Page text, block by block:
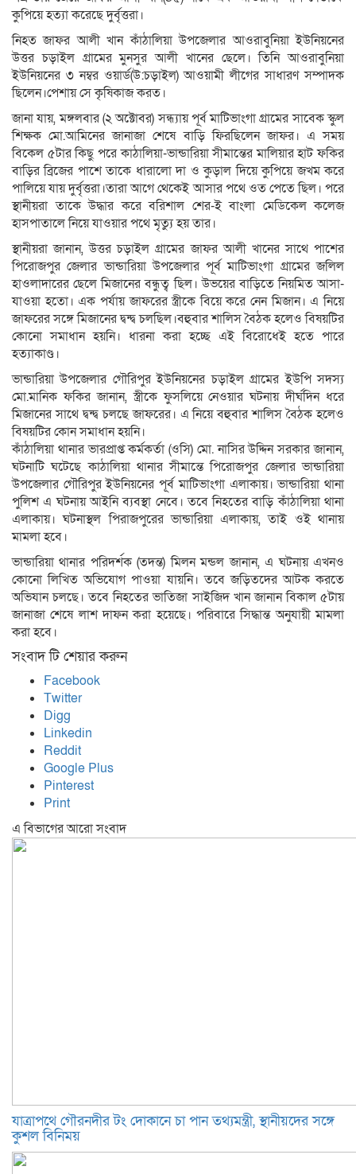
কুপিয়ে হত্যা করেছে দুর্বৃত্তরা।
নিহত জাফর আলী খান কাঁঠালিয়া উপজেলার আওরাবুনিয়া ইউনিয়নের
উত্তর চড়াইল গ্রামের মুনসুর আলী খানের ছেলে। তিনি আওরাবুনিয়া
ইউনিয়নের ৩ নম্বর ওয়ার্ড(উ:চড়াইল) আওয়ামী লীগের সাধারণ সম্পাদক
ছিলেন।পেশায় সে কৃষিকাজ করত।
জানা যায়, মঙ্গলবার (২ অক্টোবর) সন্ধ্যায় পূর্ব মাটিভাংগা গ্রামের সাবেক স্কুল
শিক্ষক মো.আমিনের জানাজা শেষে বাড়ি ফিরছিলেন জাফর। এ সময়
বিকেল ৫টার কিছু পরে কাঠালিয়া-ভান্ডারিয়া সীমান্তের মালিয়ার হাট ফকির
বাড়ির ব্রিজের পাশে তাকে ধারালো দা ও কুড়াল দিয়ে কুপিয়ে জখম করে
পালিয়ে যায় দুর্বৃত্তরা।তারা আগে থেকেই আসার পথে ওত পেতে ছিল। পরে
স্থানীয়রা তাকে উদ্ধার করে বরিশাল শের-ই বাংলা মেডিকেল কলেজ
হাসপাতালে নিয়ে যাওয়ার পথে মৃত্যু হয় তার।
স্থানীয়রা জানান, উত্তর চড়াইল গ্রামের জাফর আলী খানের সাথে পাশের
পিরোজপুর জেলার ভান্ডারিয়া উপজেলার পূর্ব মাটিভাংগা গ্রামের জলিল
হাওলাদারের ছেলে মিজানের বন্ধুত্ব ছিল। উভয়ের বাড়িতে নিয়মিত আসা-
যাওয়া হতো। এক পর্যায় জাফরের স্ত্রীকে বিয়ে করে নেন মিজান। এ নিয়ে
জাফরের সঙ্গে মিজানের দ্বন্দ্ব চলছিল।বহুবার শালিস বৈঠক হলেও বিষয়টির
কোনো সমাধান হয়নি। ধারনা করা হচ্ছে এই বিরোধেই হতে পারে
হত্যাকাণ্ড।
ভান্ডারিয়া উপজেলার গৌরিপুর ইউনিয়নের চড়াইল গ্রামের ইউপি সদস্য
মো.মানিক ফকির জানান, স্ত্রীকে ফুসলিয়ে নেওয়ার ঘটনায় দীর্ঘদিন ধরে
মিজানের সাথে দ্বন্দ্ব চলছে জাফরের। এ নিয়ে বহুবার শালিস বৈঠক হলেও
বিষয়টির কোন সমাধান হয়নি।
কাঁঠালিয়া থানার ভারপ্রাপ্ত কর্মকর্তা (ওসি) মো. নাসির উদ্দিন সরকার জানান,
ঘটনাটি ঘটেছে কাঠালিয়া থানার সীমান্তে পিরোজপুর জেলার ভান্ডারিয়া
উপজেলার গৌরিপুর ইউনিয়নের পূর্ব মাটিভাংগা এলাকায়। ভান্ডারিয়া থানা
পুলিশ এ ঘটনায় আইনি ব্যবস্থা নেবে। তবে নিহতের বাড়ি কাঁঠালিয়া থানা
এলাকায়। ঘটনাস্থল পিরাজপুরের ভান্ডারিয়া এলাকায়, তাই ওই থানায়
মামলা হবে।
ভান্ডারিয়া থানার পরিদর্শক (তদন্ত) মিলন মন্ডল জানান, এ ঘটনায় এখনও
কোনো লিখিত অভিযোগ পাওয়া যায়নি। তবে জড়িতদের আটক করতে
অভিযান চলছে। তবে নিহতের ভাতিজা সাইজিদ খান জানান বিকাল ৫টায়
জানাজা শেষে লাশ দাফন করা হয়েছে। পরিবারে সিদ্ধান্ত অনুযায়ী মামলা
করা হবে।
সংবাদ টি শেয়ার করুন
Facebook
Twitter
Digg
Linkedin
Reddit
Google Plus
Pinterest
Print
এ বিভাগের আরো সংবাদ
যাত্রাপথে গৌরনদীর টং দোকানে চা পান তথ্যমন্ত্রী, স্থানীয়দের সঙ্গে
কুশল বিনিময়